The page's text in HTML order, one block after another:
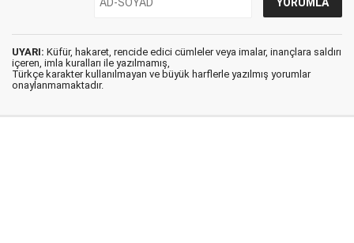
UYARI: Küfür, hakaret, rencide edici cümleler veya imalar, inançlara saldırı
içeren, imla kuralları ile yazılmamış,
Türkçe karakter kullanılmayan ve büyük harflerle yazılmış yorumlar
onaylanmamaktadır.